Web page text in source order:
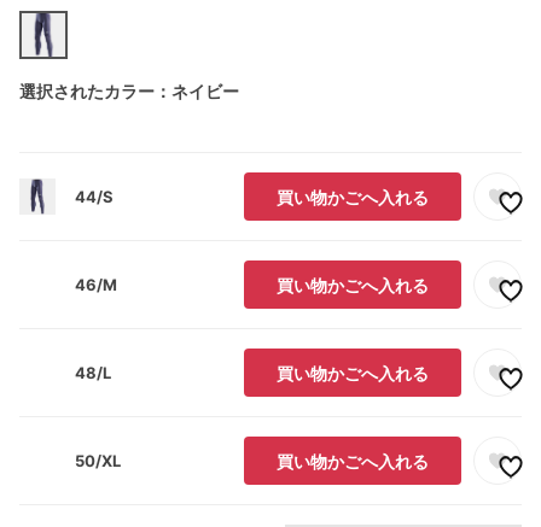
選択されたカラー：ネイビー
44/S 買い物かごへ入れる
46/M 買い物かごへ入れる
48/L 買い物かごへ入れる
50/XL 買い物かごへ入れる